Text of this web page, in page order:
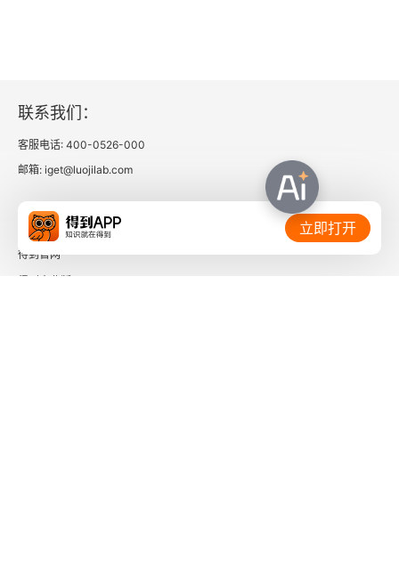
十五
十六
十七
蜘蛛丝
联系我们：
客服电话: 400-0526-000
邮箱: iget@luojilab.com
相关链接：
得到官网
立即打开